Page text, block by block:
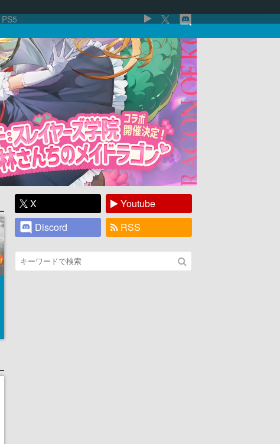
PS5
X
Youtube
Discord
RSS